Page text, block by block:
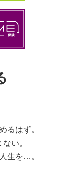
るはず。
い。
生を…。